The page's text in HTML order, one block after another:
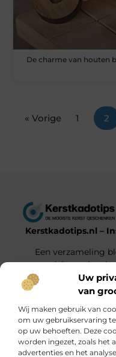
Uw
van
Wij maken gebruik van
om uw gebruikservaring
op uw behoeften. Deze
worden ingezet, zoals het
advertenties en het
De charme van houten
« Vorige 1 2
Kerstkadotips.nl –
Een verzameling
advies en
Onze informatie
Bericht categorie